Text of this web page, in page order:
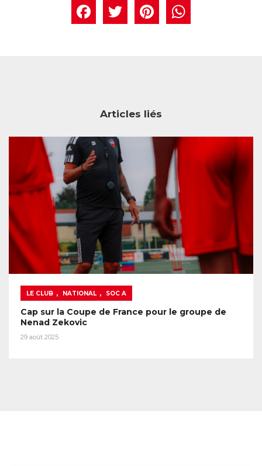
Facebook
Twitter
Articles liés
LE CLUB , NATIONAL , SOC A
Cap sur la Coupe de France pour le groupe de
Nenad Zekovic
29 août 2025